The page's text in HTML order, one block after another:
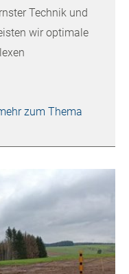
Technik und
wir optimale
zum Thema